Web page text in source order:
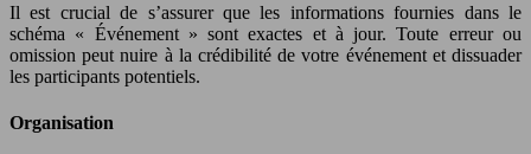
Il est crucial de s’assurer que les informations fournies dans le
schéma « Événement » sont exactes et à jour. Toute erreur ou
omission peut nuire à la crédibilité de votre événement et dissuader
les participants potentiels.
Organisation